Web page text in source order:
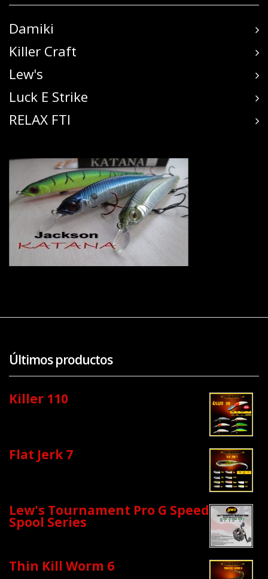
Damiki
Killer Craft
Lew's
Luck E Strike
RELAX FTI
Últimos productos
Killer 110
Flat Jerk 7
Lew's Tournament Pro G Speed
Spool Series
Thin Kill Worm 6